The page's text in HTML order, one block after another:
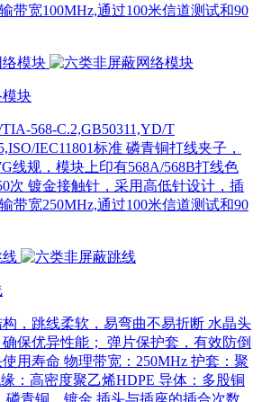
带宽100MHz,通过100米信道测试和90
模块
568-C.2,GB50311,YD/T
IEC11801标准 磷青铜打线夹子，
线规，模块上印有568A/568B打线色
次 镀金接触针，采用高低针设计，插
带宽250MHz,通过100米信道测试和90
，跳线柔软，易弯曲不易折断 水晶头
保优异性能； 弹片保护套，有效防倒
用寿命 物理带宽：250MHz 护套：聚
：高密度聚乙烯HDPE 导体：多股铜
磷青铜，镀金 插头与插座的插合次数